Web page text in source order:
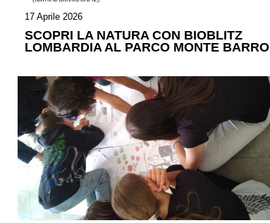
17 Aprile 2026
SCOPRI LA NATURA CON BIOBLITZ
LOMBARDIA AL PARCO MONTE BARRO